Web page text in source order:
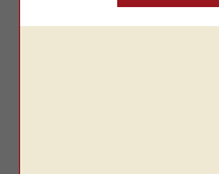
Frauenfussball